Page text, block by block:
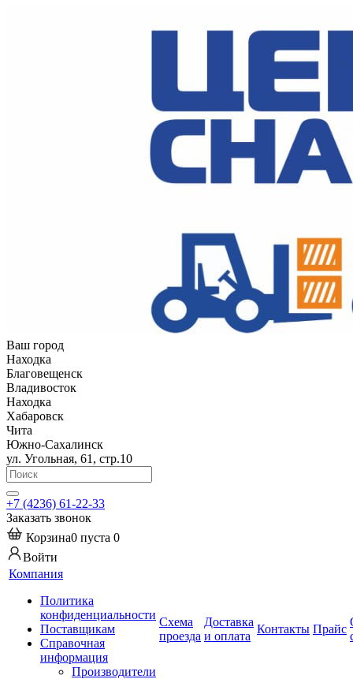
Ваш город
Находка
Благовещенск
Владивосток
Находка
Хабаровск
Чита
Южно-Сахалинск
ул. Угольная, 61, стр.10
+7 (4236) 61-22-33
Заказать звонок
Корзина0 пуста 0
Войти
Компания
Политика
конфиденциальности
Поставщикам
Справочная
информация
Производители
Схема
проезда
Доставка
и оплата
Контакты Прайс